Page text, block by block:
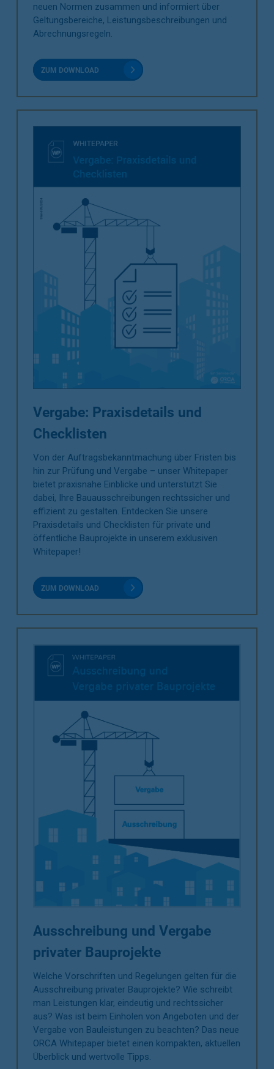
neuen Normen zusammen und informiert über
Geltungsbereiche, Leistungsbeschreibungen und
Abrechnungsregeln.
ZUM DOWNLOAD
Vergabe: Praxisdetails und
Checklisten
Von der Auftragsbekanntmachung über Fristen bis
hin zur Prüfung und Vergabe – unser Whitepaper
bietet praxisnahe Einblicke und unterstützt Sie
dabei, Ihre Bauausschreibungen rechtssicher und
effizient zu gestalten. Entdecken Sie unsere
Praxisdetails und Checklisten für private und
öffentliche Bauprojekte in unserem exklusiven
Whitepaper!
ZUM DOWNLOAD
Ausschreibung und Vergabe
privater Bauprojekte
Welche Vorschriften und Regelungen gelten für die
Ausschreibung privater Bauprojekte? Wie schreibt
man Leistungen klar, eindeutig und rechtssicher
aus? Was ist beim Einholen von Angeboten und der
Vergabe von Bauleistungen zu beachten? Das neue
ORCA Whitepaper bietet einen kompakten, aktuellen
Überblick und wertvolle Tipps.